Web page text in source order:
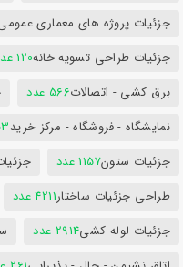
جزئیات پروژه های معماری
جزئیات طراحی تسویه خانه120 عدد
برق کشی - اتصالات566 عدد
نمایشگاه - فروشگاه - مرکز خرید
جزئیات ستون1157 عدد
طراحی جزئیات ساختار4211 عدد
جزئیات لوله کشی2914 عدد